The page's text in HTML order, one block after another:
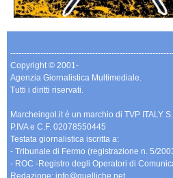
Copyright © 2001-
Agenzia Giornalistica Multimediale.
Tutti i diritti riservati.
Marcheingol.it è un marchio di TVP ITALY
P.IVA e C.F. 02078550445
Testata giornalistica iscritta a:
- Tribunale di Fermo (registrazione n. 5/
- ROC -Registro degli Operatori di
Redazione: info@quelliche.net